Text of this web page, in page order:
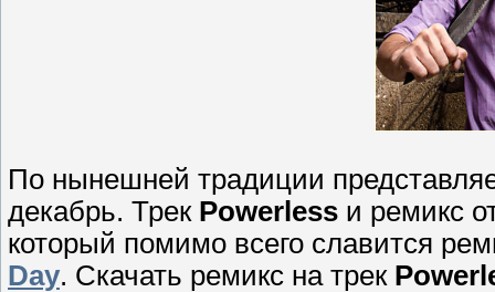
По нынешней традиции
декабрь. Трек Powerless и ремикс
который помимо всего славится
Day. Скачать ремикс на трек